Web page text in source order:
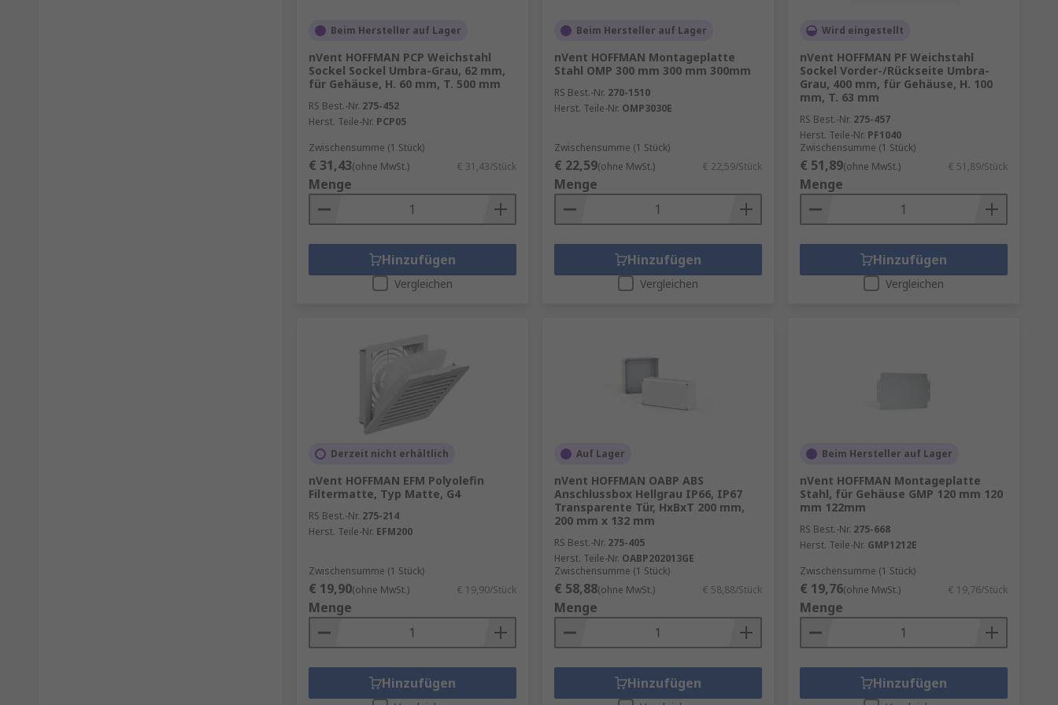
Beim Hersteller auf Lager
nVent HOFFMAN PCP Weichstahl
Sockel Sockel Umbra-Grau, 62 mm,
für Gehäuse, H. 60 mm, T. 500 mm
RS Best.-Nr. 275-452
Herst. Teile-Nr. PCP05
Zwischensumme (1 Stück)
€ 31,43(ohne MwSt.) € 31,43/Stück
Menge
Hinzufügen
Vergleichen
Beim Hersteller auf Lager
nVent HOFFMAN Montageplatte
Stahl OMP 300 mm 300 mm 300mm
RS Best.-Nr. 270-1510
Herst. Teile-Nr. OMP3030E
Zwischensumme (1 Stück)
€ 22,59(ohne MwSt.) € 22,59/Stück
Menge
Hinzufügen
Vergleichen
Wird eingestellt
nVent HOFFMAN PF Weichstahl
Sockel Vorder-/Rückseite Umbra-
Grau, 400 mm, für Gehäuse, H. 100
mm, T. 63 mm
RS Best.-Nr. 275-457
Herst. Teile-Nr. PF1040
Zwischensumme (1 Stück)
€ 51,89(ohne MwSt.) € 51,89/Stück
Menge
Hinzufügen
Vergleichen
Derzeit nicht erhältlich
nVent HOFFMAN EFM Polyolefin
Filtermatte, Typ Matte, G4
RS Best.-Nr. 275-214
Herst. Teile-Nr. EFM200
Zwischensumme (1 Stück)
€ 19,90(ohne MwSt.) € 19,90/Stück
Menge
Hinzufügen
Auf Lager
nVent HOFFMAN OABP ABS
Anschlussbox Hellgrau IP66, IP67
Transparente Tür, HxBxT 200 mm,
200 mm x 132 mm
RS Best.-Nr. 275-405
Herst. Teile-Nr. OABP202013GE
Zwischensumme (1 Stück)
€ 58,88(ohne MwSt.) € 58,88/Stück
Menge
Hinzufügen
Beim Hersteller auf Lager
nVent HOFFMAN Montageplatte
Stahl, für Gehäuse GMP 120 mm 120
mm 122mm
RS Best.-Nr. 275-668
Herst. Teile-Nr. GMP1212E
Zwischensumme (1 Stück)
€ 19,76(ohne MwSt.) € 19,76/Stück
Menge
Hinzufügen